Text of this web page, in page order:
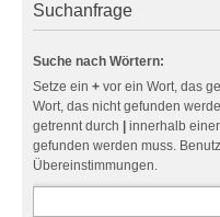
Suchanfrage
Suche nach Wörtern:
Setze ein + vor ein Wort, das
Wort, das nicht gefunden
getrennt durch
innerhalb
gefunden werden muss.
Übereinstimmungen.